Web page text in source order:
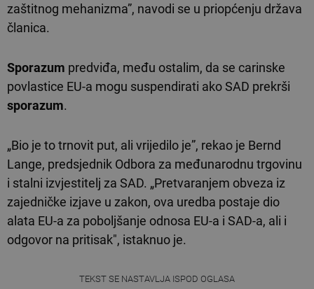
zaštitnog mehanizma”, navodi se u priopćenju država
članica.
Sporazum predviđa, među ostalim, da se carinske
povlastice EU-a mogu suspendirati ako SAD prekrši
sporazum.
„Bio je to trnovit put, ali vrijedilo je”, rekao je Bernd
Lange, predsjednik Odbora za međunarodnu trgovinu
i stalni izvjestitelj za SAD. „Pretvaranjem obveza iz
zajedničke izjave u zakon, ova uredba postaje dio
alata EU-a za poboljšanje odnosa EU-a i SAD-a, ali i
odgovor na pritisak", istaknuo je.
TEKST SE NASTAVLJA ISPOD OGLASA